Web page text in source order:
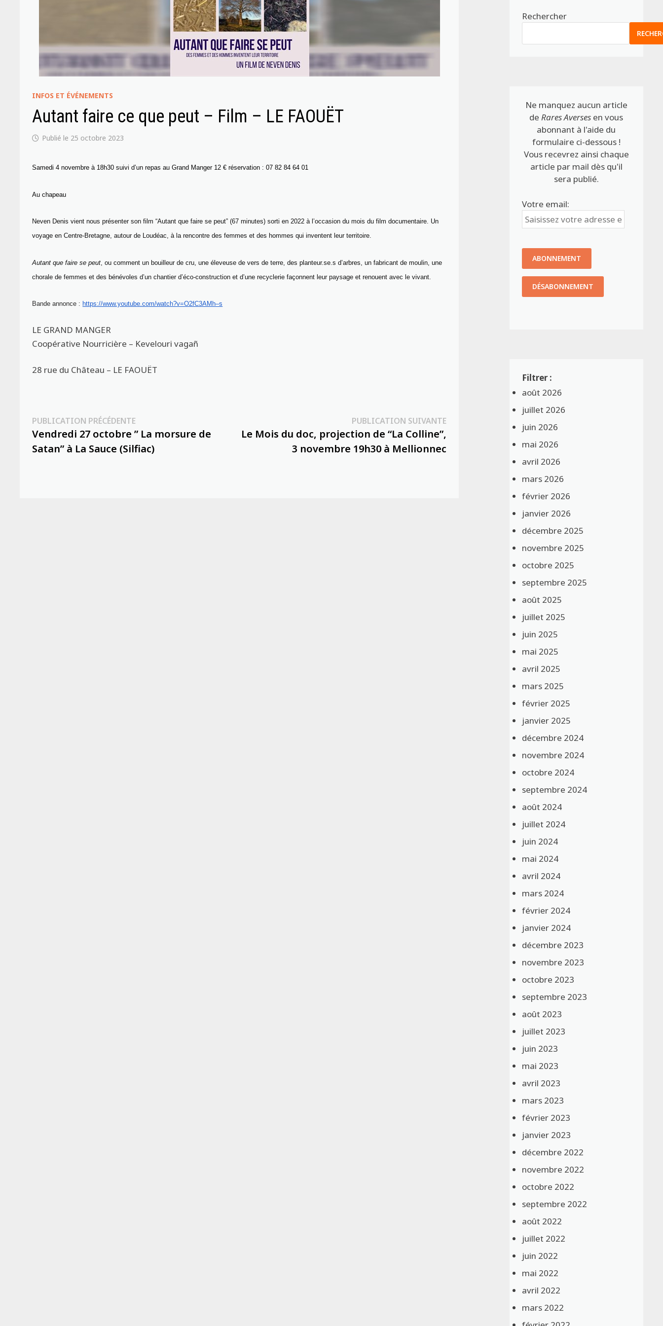
INFOS ET ÉVÉNEMENTS
Autant faire ce que peut – Film – LE FAOUËT
25 octobre 2023
Samedi 4 novembre à 18h30 suivi d’un repas au Grand Manger 12 € réservation : 07 82 84 64 01
Au chapeau
Neven Denis vient nous présenter son film “Autant que faire se peut” (67 minutes) sorti en 2022 à l’occasion du mois du film documentaire. Un
voyage en Centre-Bretagne, autour de Loudéac, à la rencontre des femmes et des hommes qui inventent leur territoire.
Autant que faire se peut , ou comment un bouilleur de cru, une éleveuse de vers de terre, des planteur.se.s d’arbres, un fabricant de moulin, une
chorale de femmes et des bénévoles d’un chantier d’éco-construction et d’une recyclerie façonnent leur paysage et renouent avec le vivant.
Bande annonce : https://www.youtube.com/watch?v=O2fC3AMh–s
LE GRAND MANGER
Coopérative Nourricière – Kevelouri vagañ
28 rue du Château – LE FAOUËT
Navigation
de
PUBLICATION PRÉCÉDENTEPublication
précédente :
Vendredi 27 octobre ” La morsure de
Satan” à La Sauce (Silfiac)
PUBLICATION SUIVANTEPublication
Le Mois du doc, projection de “La Colline”,
3 novembre 19h30 à Mellionnec
Rechercher
Ne manquez aucun article
deRares Averses en vous
abonnant à l'aide du
formulaire ci-dessous !
Vous recevrez ainsi chaque
article par mail dès qu'il
sera publié.
Votre email:
août 2026
juillet 2026
juin 2026
mai 2026
avril 2026
mars 2026
février 2026
janvier 2026
décembre 2025
novembre 2025
octobre 2025
septembre 2025
août 2025
juillet 2025
juin 2025
mai 2025
avril 2025
mars 2025
février 2025
janvier 2025
décembre 2024
novembre 2024
octobre 2024
septembre 2024
août 2024
juillet 2024
juin 2024
mai 2024
avril 2024
mars 2024
février 2024
janvier 2024
décembre 2023
novembre 2023
octobre 2023
septembre 2023
août 2023
juillet 2023
juin 2023
mai 2023
avril 2023
mars 2023
février 2023
janvier 2023
décembre 2022
novembre 2022
octobre 2022
septembre 2022
août 2022
juillet 2022
juin 2022
mai 2022
avril 2022
mars 2022